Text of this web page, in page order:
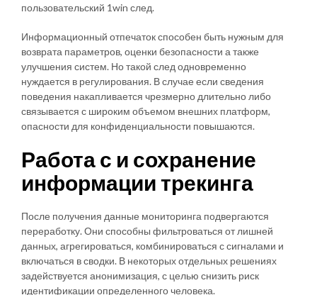
пользовательский 1win след.
Информационный отпечаток способен быть нужным для
возврата параметров, оценки безопасности а также
улучшения систем. Но такой след одновременно
нуждается в регулирования. В случае если сведения
поведения накапливается чрезмерно длительно либо
связывается с широким объемом внешних платформ,
опасности для конфиденциальности повышаются.
Работа с и сохранение
информации трекинга
После получения данные мониторинга подвергаются
переработку. Они способны фильтроваться от лишней
данных, агрегироваться, комбинироваться с сигналами и
включаться в сводки. В некоторых отдельных решениях
задействуется анонимизация, с целью снизить риск
идентификации определенного человека.